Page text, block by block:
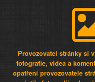
Provozovatel stránky si
fotografie, videa a
opatření provozovatele